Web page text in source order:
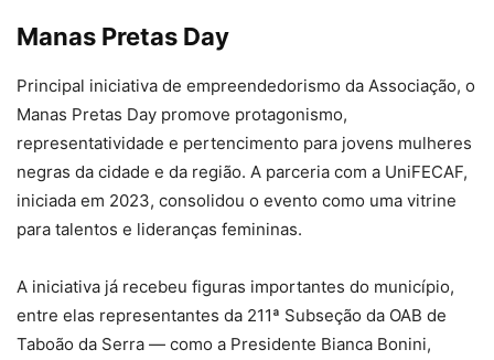
Manas Pretas Day
Principal iniciativa de empreendedorismo da Associação, o
Manas Pretas Day promove protagonismo,
representatividade e pertencimento para jovens mulheres
negras da cidade e da região. A parceria com a UniFECAF,
iniciada em 2023, consolidou o evento como uma vitrine
para talentos e lideranças femininas.
A iniciativa já recebeu figuras importantes do município,
entre elas representantes da 211ª Subseção da OAB de
Taboão da Serra — como a Presidente Bianca Bonini,